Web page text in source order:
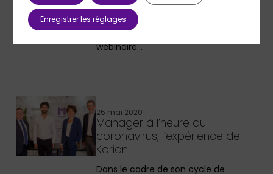
Dans le cadre de son cycle de
conférences d'innovation
managériale, PMP a organisé un
webinaire…
25 mai 2020
Manager à l’heure du
coronavirus, l’expérience de
Korian
Dans le cadre de son cycle de
Enregistrer les réglages